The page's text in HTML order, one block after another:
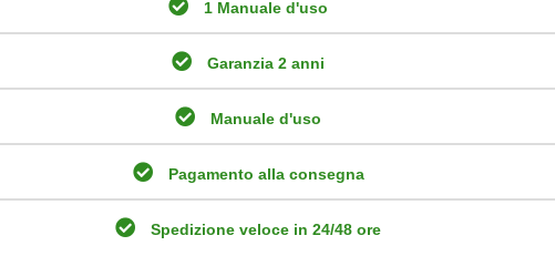
1 Manuale d'uso
Garanzia 2 anni
Manuale d'uso
Pagamento alla consegna
Spedizione veloce in 24/48 ore